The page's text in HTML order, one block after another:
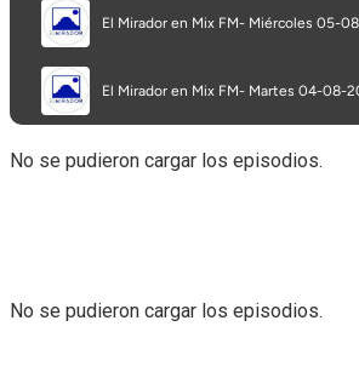
No se pudieron cargar los episodios.
No se pudieron cargar los episodios.